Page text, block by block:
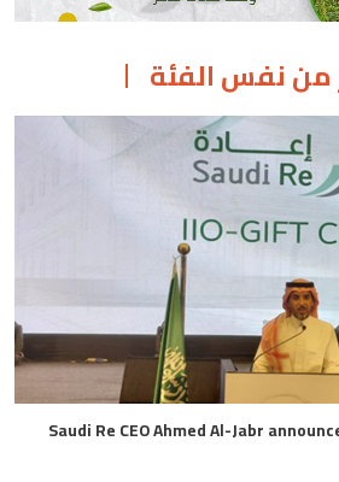
من نفس الفئة
Saudi Re CEO Ahmed Al-Jabr